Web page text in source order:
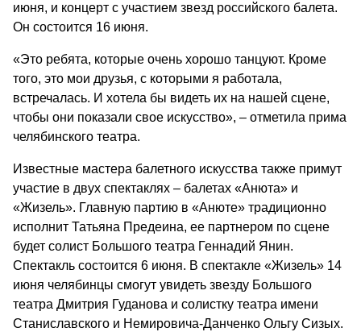
июня, и концерт с участием звезд российского балета.
Он состоится 16 июня.
«Это ребята, которые очень хорошо танцуют. Кроме
того, это мои друзья, с которыми я работала,
встречалась. И хотела бы видеть их на нашей сцене,
чтобы они показали свое искусство», – отметила прима
челябинского театра.
Известные мастера балетного искусства также примут
участие в двух спектаклях – балетах «Анюта» и
«Жизель». Главную партию в «Анюте» традиционно
исполнит Татьяна Предеина, ее партнером по сцене
будет солист Большого театра Геннадий Янин.
Спектакль состоится 6 июня. В спектакле «Жизель» 14
июня челябинцы смогут увидеть звезду Большого
театра Дмитрия Гуданова и солистку театра имени
Станиславского и Немировича-Данченко Ольгу Сизых.